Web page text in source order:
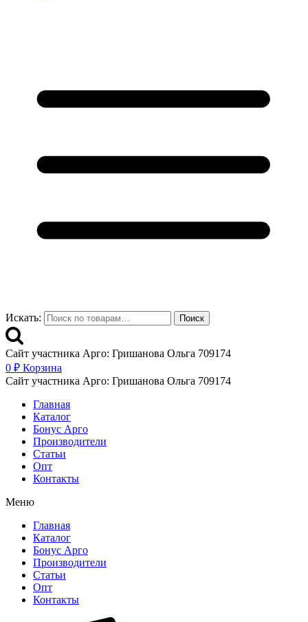
Искать: Поиск
Сайт участника Арго: Гришанова Ольга 709174
0 ₽ Корзина
Сайт участника Арго: Гришанова Ольга 709174
Главная
Каталог
Бонус Арго
Производители
Статьи
Опт
Контакты
Меню
Главная
Каталог
Бонус Арго
Производители
Статьи
Опт
Контакты